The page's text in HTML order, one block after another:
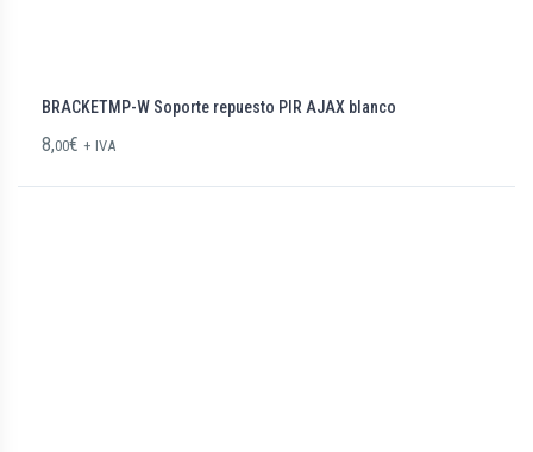
BRACKETMP-W Soporte repuesto PIR AJAX blanco
8,00€ + IVA